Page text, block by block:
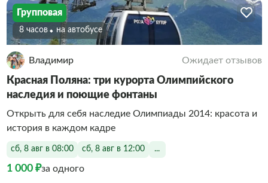
Групповая
8 часов На автобусе
Владимир Ожидает отзывов
Красная Поляна: три курорта Олимпийского
наследия и поющие фонтаны
Открыть для себя наследие Олимпиады 2014: красота и
история в каждом кадре
сб, 8 авг в 08:00 сб, 8 авг в 12:00 ...
1 000 ₽за одного